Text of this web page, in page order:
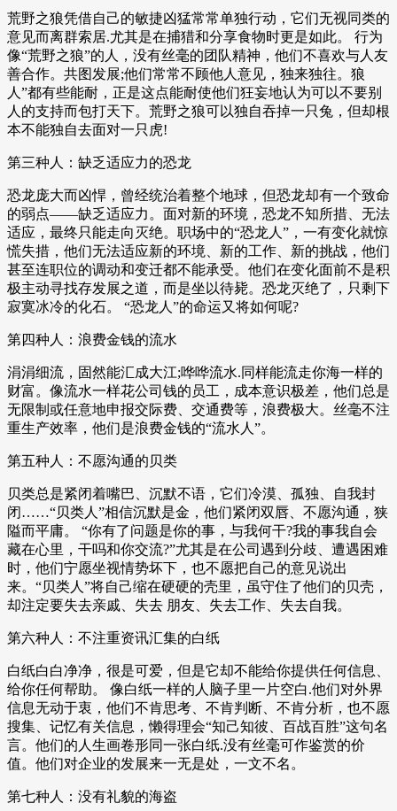
荒野之狼凭借自己的敏捷凶猛常常单独行动，它们无视同类的
意见而离群索居.尤其是在捕猎和分享食物时更是如此。 行为
像“荒野之狼”的人，没有丝毫的团队精神，他们不喜欢与人友
善合作。共图发展;他们常常不顾他人意见，独来独往。狼
人”都有些能耐，正是这点能耐使他们狂妄地认为可以不要别
人的支持而包打天下。荒野之狼可以独自吞掉一只兔，但却根
本不能独自去面对一只虎!
第三种人：缺乏适应力的恐龙
恐龙庞大而凶悍，曾经统治着整个地球，但恐龙却有一个致命
的弱点——缺乏适应力。面对新的环境，恐龙不知所措、无法
适应，最终只能走向灭绝。职场中的“恐龙人”，一有变化就惊
慌失措，他们无法适应新的环境、新的工作、新的挑战，他们
甚至连职位的调动和变迁都不能承受。他们在变化面前不是积
极主动寻找存发展之道，而是坐以待毙。恐龙灭绝了，只剩下
寂寞冰冷的化石。 “恐龙人”的命运又将如何呢?
第四种人：浪费金钱的流水
涓涓细流，固然能汇成大江;哗哗流水.同样能流走你海一样的
财富。像流水一样花公司钱的员工，成本意识极差，他们总是
无限制或任意地申报交际费、交通费等，浪费极大。丝毫不注
重生产效率，他们是浪费金钱的“流水人”。
第五种人：不愿沟通的贝类
贝类总是紧闭着嘴巴、沉默不语，它们冷漠、孤独、自我封
闭……“贝类人”相信沉默是金，他们紧闭双唇、不愿沟通，狭
隘而平庸。 “你有了问题是你的事，与我何干?我的事我自会
藏在心里，干吗和你交流?”尤其是在公司遇到分歧、遭遇困难
时，他们宁愿坐视情势坏下，也不愿把自己的意见说出
来。“贝类人”将自己缩在硬硬的壳里，虽守住了他们的贝壳，
却注定要失去亲戚、失去 朋友、失去工作、失去自我。
第六种人：不注重资讯汇集的白纸
白纸白白净净，很是可爱，但是它却不能给你提供任何信息、
给你任何帮助。 像白纸一样的人脑子里一片空白.他们对外界
信息无动于衷，他们不肯思考、不肯判断、不肯分析，也不愿
搜集、记忆有关信息，懒得理会“知己知彼、百战百胜”这句名
言。他们的人生画卷形同一张白纸.没有丝毫可作鉴赏的价
值。他们对企业的发展来一无是处，一文不名。
第七种人：没有礼貌的海盗